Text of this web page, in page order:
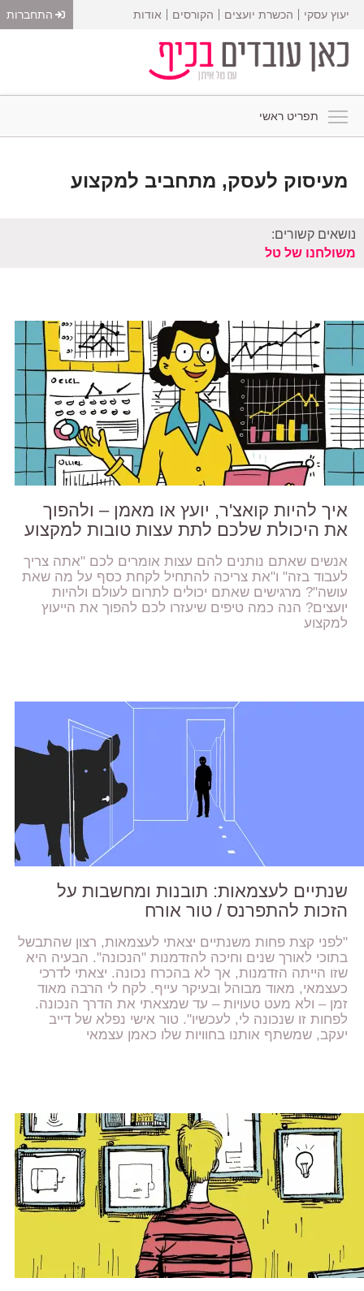
יעוץ עסקי הכשרת יועצים הקורסים אודות התחברות
תפריט ראשי
מעיסוק לעסק, מתחביב למקצוע
נושאים קשורים:
משולחנו של טל
איך להיות קואצ'ר, יועץ או מאמן – ולהפוך
את היכולת שלכם לתת עצות טובות למקצוע
אנשים שאתם נותנים להם עצות אומרים לכם "אתה צריך
לעבוד בזה" ו"את צריכה להתחיל לקחת כסף על מה שאת
עושה"? מרגישים שאתם יכולים לתרום לעולם ולהיות
יועצים? הנה כמה טיפים שיעזרו לכם להפוך את הייעוץ
למקצוע
שנתיים לעצמאות: תובנות ומחשבות על
הזכות להתפרנס / טור אורח
"לפני קצת פחות משנתיים יצאתי לעצמאות, רצון שהתבשל
בתוכי לאורך שנים וחיכה להזדמנות "הנכונה". הבעיה היא
שזו הייתה הזדמנות, אך לא בהכרח נכונה. יצאתי לדרכי
כעצמאי, מאוד מבוהל ובעיקר עייף. לקח לי הרבה מאוד
זמן – ולא מעט טעויות – עד שמצאתי את הדרך הנכונה.
לפחות זו שנכונה לי, לעכשיו". טור אישי נפלא של דייב
יעקב, שמשתף אותנו בחוויות שלו כאמן עצמאי